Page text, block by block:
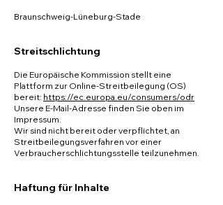
Braunschweig-Lüneburg-Stade
Streitschlichtung
Die Europäische Kommission stellt eine
Plattform zur Online-Streitbeilegung (OS)
bereit: https://ec.europa.eu/consumers/odr
Unsere E-Mail-Adresse finden Sie oben im
Impressum.
Wir sind nicht bereit oder verpflichtet, an
Streitbeilegungsverfahren vor einer
Verbraucherschlichtungsstelle teilzunehmen.
Haftung für Inhalte